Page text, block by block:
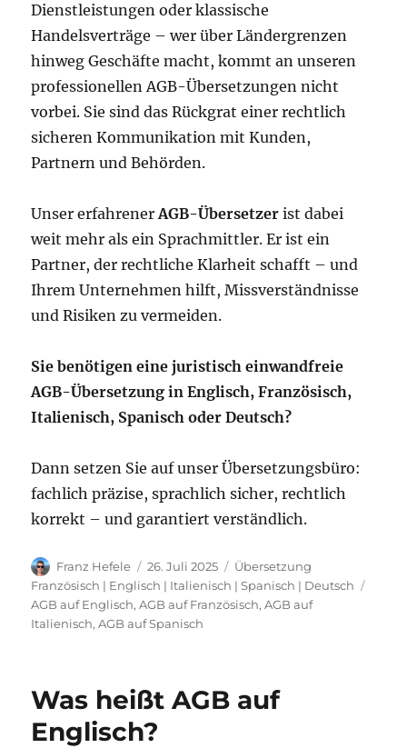
Dienstleistungen oder klassische
Handelsverträge – wer über Ländergrenzen
hinweg Geschäfte macht, kommt an unseren
professionellen AGB-Übersetzungen nicht
vorbei. Sie sind das Rückgrat einer rechtlich
sicheren Kommunikation mit Kunden,
Partnern und Behörden.
Unser erfahrenerAGB-Übersetzer ist dabei
weit mehr als ein Sprachmittler. Er ist ein
Partner, der rechtliche Klarheit schafft – und
Ihrem Unternehmen hilft, Missverständnisse
und Risiken zu vermeiden.
Sie benötigen eine juristisch einwandfreie
AGB-Übersetzung in Englisch, Französisch,
Italienisch, Spanisch oder Deutsch?
Dann setzen Sie auf unser Übersetzungsbüro:
fachlich präzise, sprachlich sicher, rechtlich
korrekt – und garantiert verständlich.
Autor
Franz Hefele
Veröffentlicht
am
26. Juli 2025 Kategorien
Übersetzung
Französisch | Englisch | Italienisch | Spanisch | Deutsch
AGB auf Englisch,AGB auf Französisch,AGB auf
Italienisch,AGB auf Spanisch
Was heißt AGB auf
Englisch?